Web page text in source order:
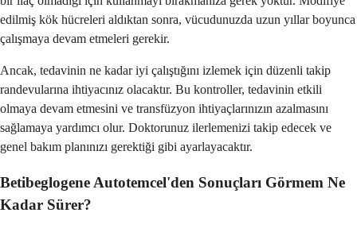
edilmiş kök hücreleri aldıktan sonra, vücudunuzda uzun yıllar boyunca
çalışmaya devam etmeleri gerekir.
Ancak, tedavinin ne kadar iyi çalıştığını izlemek için düzenli takip
randevularına ihtiyacınız olacaktır. Bu kontroller, tedavinin etkili
olmaya devam etmesini ve transfüzyon ihtiyaçlarınızın azalmasını
sağlamaya yardımcı olur. Doktorunuz ilerlemenizi takip edecek ve
genel bakım planınızı gerektiği gibi ayarlayacaktır.
Betibeglogene Autotemcel'den Sonuçları Görmem Ne
Kadar Sürer?